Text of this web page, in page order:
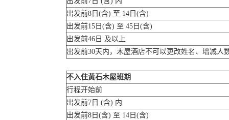
出发前8日(含) 至 14日(含)
出发前15日(含) 至 45日(含)
出发前46日 及以上
出发前30天内，木屋酒店不可以更改姓名、增减人
不入住黃石木屋班期
行程开始前
出发前7日 (含) 内
出发前8日(含) 至 14日(含)